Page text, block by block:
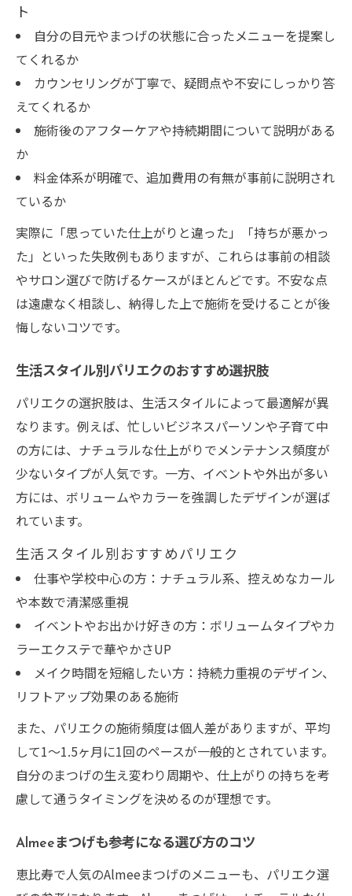
ト
自分の目元やまつげの状態に合ったメニューを提案し
てくれるか
カウンセリングが丁寧で、疑問点や不安にしっかり答
えてくれるか
施術後のアフターケアや持続期間について説明がある
か
料金体系が明確で、追加費用の有無が事前に説明され
ているか
実際に「思っていた仕上がりと違った」「持ちが悪かっ
た」といった失敗例もありますが、これらは事前の相談
やサロン選びで防げるケースがほとんどです。不安な点
は遠慮なく相談し、納得した上で施術を受けることが後
悔しないコツです。
生活スタイル別パリエクのおすすめ選択肢
パリエクの選択肢は、生活スタイルによって最適解が異
なります。例えば、忙しいビジネスパーソンや子育て中
の方には、ナチュラルな仕上がりでメンテナンス頻度が
少ないタイプが人気です。一方、イベントや外出が多い
方には、ボリュームやカラーを強調したデザインが選ば
れています。
生活スタイル別おすすめパリエク
仕事や学校中心の方：ナチュラル系、控えめなカール
や本数で清潔感重視
イベントやお出かけ好きの方：ボリュームタイプやカ
ラーエクステで華やかさUP
メイク時間を短縮したい方：持続力重視のデザイン、
リフトアップ効果のある施術
また、パリエクの施術頻度は個人差がありますが、平均
して1～1.5ヶ月に1回のペースが一般的とされています。
自分のまつげの生え変わり周期や、仕上がりの持ちを考
慮して通うタイミングを決めるのが理想です。
Almeeまつげも参考になる選び方のコツ
恵比寿で人気のAlmeeまつげのメニューも、パリエク選